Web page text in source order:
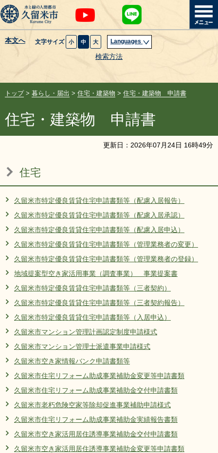
本文へ 文字サイズ 小 中 大 Languages
検索方法
暮らし・届出
健康・医療・福祉
観光魅力・イベント
計画・政策
リンク集 利用ガイド
RSS プライバシーポリシー
サイトについて
閉じる
トップ> 暮らし・届出 > 住宅・建築物 > 住宅・建築物 申請書
住宅・建築物 申請書
更新日： 2026年07 月 24日 16時49分
住宅
久留米市特定優良賃貸住宅申請書類等（配慮入居報告）
久留米市特定優良賃貸住宅申請書類等（配慮入居承認）
久留米市特定優良賃貸住宅申請書類等（配慮入居申込）
久留米市特定優良賃貸住宅申請書類等（管理業務者の変更）
久留米市特定優良賃貸住宅申請書類等（管理業務者の登録）
地域提案型空き家活用事業（調査事業） 事業提案書
久留米市特定優良賃貸住宅申請書類等（三者契約）
久留米市特定優良賃貸住宅申請書類等（三者契約報告）
久留米市特定優良賃貸住宅申請書類等（入居申込）
久留米市マンション管理計画認定制度申請様式
久留米市マンション管理士派遣事業申請様式
久留米市空き家情報バンク申請書類等
久留米市住宅リフォーム助成事業補助金変更等申請書類
久留米市住宅リフォーム助成事業補助金交付申請書類
久留米市老朽危険空家等除却促進事業補助申請様式
久留米市住宅リフォーム助成事業補助金実績報告書類
久留米市空き家活用居住誘導事業補助金交付申請書類
久留米市空き家活用居住誘導事業補助金変更等申請書類